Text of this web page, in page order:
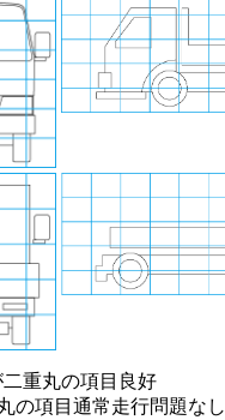
重丸の項目 良好
の項目 通常走行問題なし